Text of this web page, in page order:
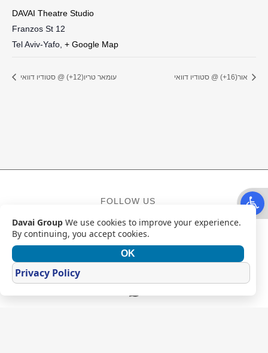
Open
DAVAI Theatre Studio
Franzos St 12
Tel Aviv-Yafo + Google Map
עומאר טריו(12+) @ סטודיו דוואי
FOLLOW US
Facebook
Instagram
YouTube
CONTACT
Davai Group We use cookies to improve your experience.
By continuing, you accept cookies.
OK
Privacy Policy